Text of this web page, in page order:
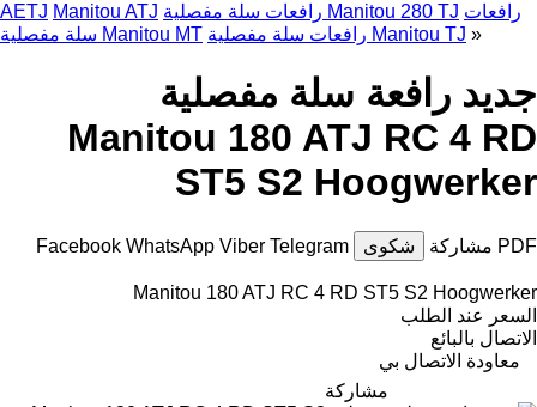
AETJ Manitou ATJ رافعات سلة مفصلية Manitou 280 TJ رافعات
سلة مفصلية Manitou MT
رافعات سلة مفصلية Manitou TJ »
جديد رافعة سلة مفصلية
Manitou 180 ATJ RC 4 RD
ST5 S2 Hoogwerker
PDF مشاركة شكوى Facebook WhatsApp Viber Telegram
Manitou 180 ATJ RC 4 RD ST5 S2 Hoogwerker
السعر عند الطلب
الاتصال بالبائع
معاودة الاتصال بي
مشاركة